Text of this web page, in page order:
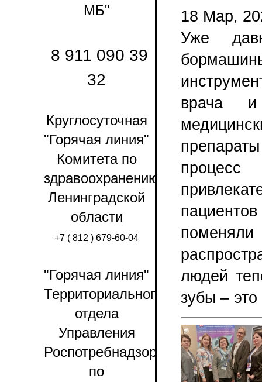
МБ"
8 911 090 39
32
Круглосуточная
"Горячая линия"
Комитета по
здравоохранению
Ленинградской
области
+7 ( 812 ) 679-60-04
"Горячая линия"
Территориального
отдела
Управления
Роспотребнадзора
по
18 Мар,
Уже
врача и
людей
зубы –